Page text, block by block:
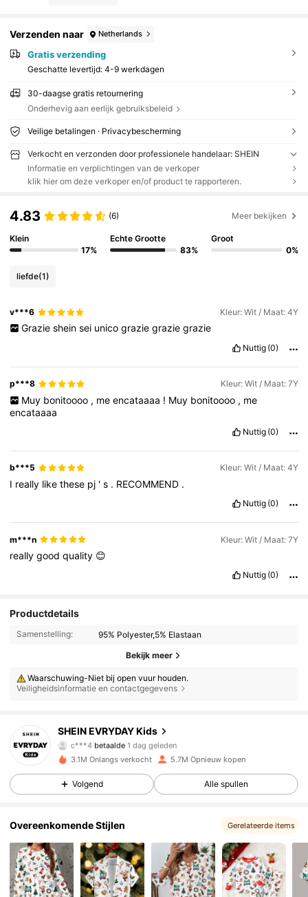
Verzenden naar Netherlands
Gratis verzending
Geschatte levertijd: 4-9 werkdagen
30-daagse gratis retournering
Onderhevig aan eerlijk gebruiksbeleid
Veilige betalingen · Privacybescherming
Verkocht en verzonden door professionele handelaar: SHEIN
Informatie en verplichtingen van de verkoper
klik hier om deze verkoper en/of product te rapporteren.
4.83 (6) Meer bekijken
Klein
17%
Echte Grootte
83%
Groot
0%
liefde(1)
v***6 Kleur: Wit / Maat: 4Y
Grazie shein sei unico grazie grazie grazie
Nuttig (0)
p***8 Kleur: Wit / Maat: 7Y
Muy bonitoooo , me encataaaa ! Muy bonitoooo , me
encataaaa
Nuttig (0)
b***5 Kleur: Wit / Maat: 4Y
I really likethese pj 's . RECOMMEND .
Nuttig (0)
m***n Kleur: Wit / Maat: 7Y
reallygoodquality 😊
Nuttig (0)
Productdetails
Samenstelling: 95% Polyester,5% Elastaan
Bekijk meer
Waarschuwing-Niet bij open vuur houden.
Veiligheidsinformatie en contactgegevens
SHEIN EVRYDAY Kids
c***4betaalde1 dag geleden
m***3 gevolgd30 minuten geleden
4.90 427K Volgers
3.1M Onlangs verkocht 5.7M Opnieuw kopen
Volgend Alle spullen
Overeenkomende Stijlen Gerelateerde items